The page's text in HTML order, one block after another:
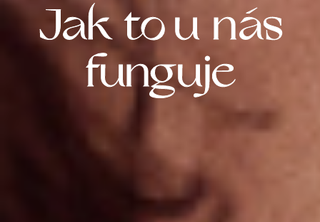
Jak to u nás
funguje